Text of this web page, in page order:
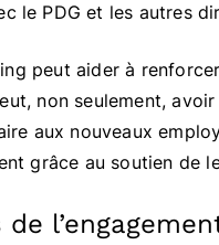
le PDG et les autres
peut aider à
non seulement,
aux nouveaux
grâce au soutien de